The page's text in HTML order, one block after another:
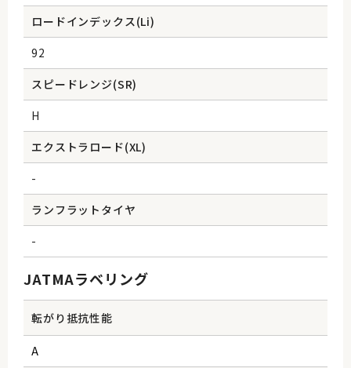
ロードインデックス(Li)
92
スピードレンジ(SR)
H
エクストラロード(XL)
-
ランフラットタイヤ
-
JATMAラベリング
転がり抵抗性能
A